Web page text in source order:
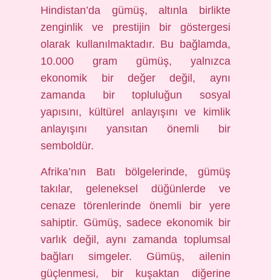
Hindistan’da gümüş, altınla birlikte
zenginlik ve prestijin bir göstergesi
olarak kullanılmaktadır. Bu bağlamda,
10.000 gram gümüş, yalnızca
ekonomik bir değer değil, aynı
zamanda bir topluluğun sosyal
yapısını, kültürel anlayışını ve kimlik
anlayışını yansıtan önemli bir
semboldür.
Afrika’nın Batı bölgelerinde, gümüş
takılar, geleneksel düğünlerde ve
cenaze törenlerinde önemli bir yere
sahiptir. Gümüş, sadece ekonomik bir
varlık değil, aynı zamanda toplumsal
bağları simgeler. Gümüş, ailenin
güçlenmesi, bir kuşaktan diğerine